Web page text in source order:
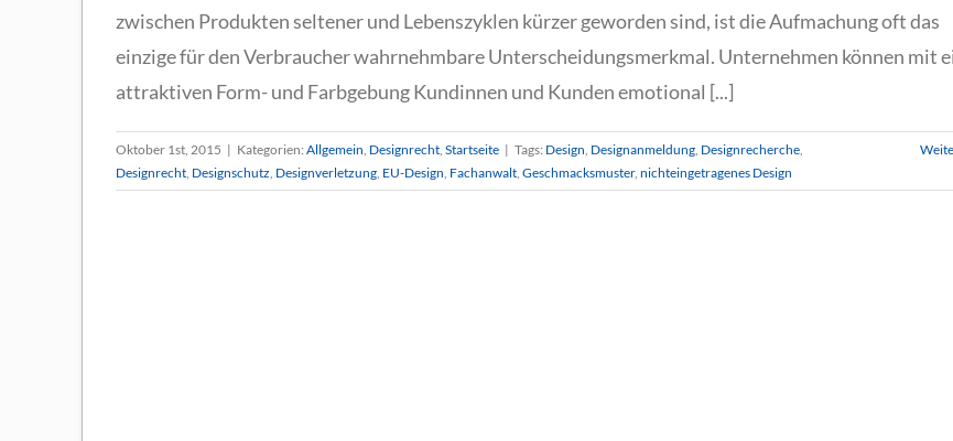
zwischen Produkten seltener und Lebenszyklen kürzer geworden sind, ist die Aufmachung oft das
einzige für den Verbraucher wahrnehmbare Unterscheidungsmerkmal. Unternehmen können mit
attraktiven Form- und Farbgebung Kundinnen und Kunden emotional [...]
Oktober 1st, 2015 | Kategorien: Allgemein, Designrecht, Startseite | Tags: Design, Designanmeldung, Designrecherche,
Designrecht, Designschutz, Designverletzung, EU-Design, Fachanwalt, Geschmacksmuster, nichteingetragenes Design